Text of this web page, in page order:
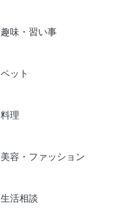
趣味・習い事
ペット
料理
美容・ファッション
生活相談